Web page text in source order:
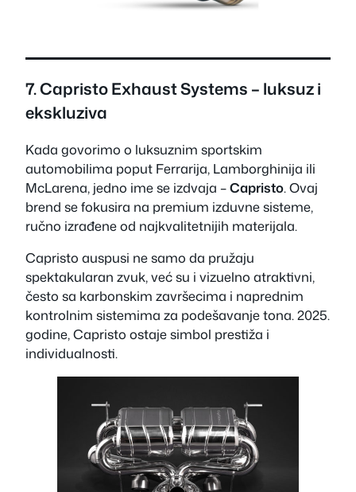
7.Capristo Exhaust Systems – luksuz i
ekskluziva
Kada govorimo o luksuznim sportskim
automobilima poput Ferrarija, Lamborghinija ili
McLarena, jedno ime se izdvaja –Capristo. Ovaj
brend se fokusira na premium izduvne sisteme,
ručno izrađene od najkvalitetnijih materijala.
Capristo auspusi ne samo da pružaju
spektakularan zvuk, već su i vizuelno atraktivni,
često sa karbonskim završecima i naprednim
kontrolnim sistemima za podešavanje tona. 2025.
godine, Capristo ostaje simbol prestiža i
individualnosti.